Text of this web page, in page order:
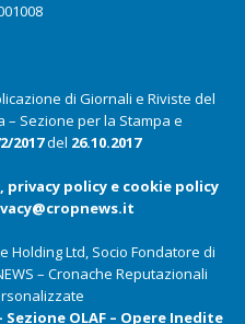
di Giornali e Riviste del
– Sezione per la Stampa e
2017del 26.10.2017
policy e cookie policy
Ltd, Socio Fondatore di
– Cronache Reputazionali
Sezione OLAF – Opere Inedite